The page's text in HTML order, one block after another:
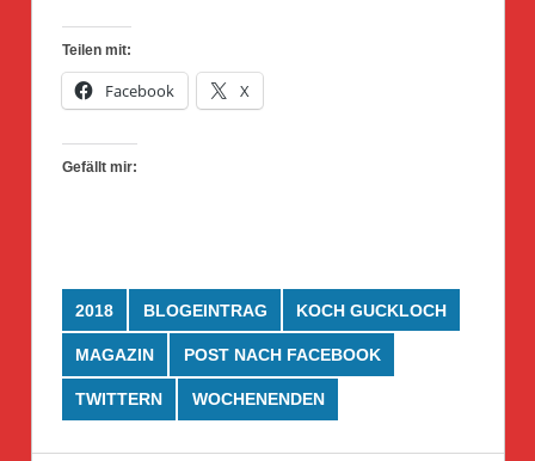
Teilen mit:
Facebook X
Gefällt mir:
2018 BLOGEINTRAG KOCH GUCKLOCH
MAGAZIN POST NACH FACEBOOK
TWITTERN WOCHENENDEN